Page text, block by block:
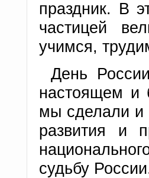
праздник. В
частицей
учимся,
День
настоящем и
мы сделали и
развития и
судьбу